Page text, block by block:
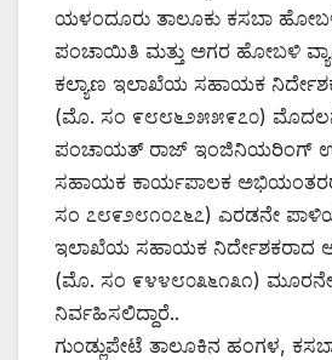
ಯಳಂದೂರು ತಾಲೂಕು ಕಸಬಾ
ಪಂಚಾಯಿತಿ ಮತ್ತು ಅಗರ ಹೋಬಳಿ
ಕಲ್ಯಾಣ ಇಲಾಖೆಯ ಸಹಾಯಕ
(ಮೊ. ಸಂ ೯೮೮೬೨೫೫೯೭೦)
ಪಂಚಾಯತ್ ರಾಜ್ ಇಂಜಿನಿಯರಿಂಗ್
ಸಹಾಯಕ ಕಾರ್ಯಪಾಲಕ
ಸಂ ೭೮೯೨೮೧೦೭೬೭) ಎರಡನೇ
ಇಲಾಖೆಯ ಸಹಾಯಕ ನಿರ್ದೇಶಕರಾದ
(ಮೊ. ಸಂ ೯೪೪೮೦೩೬೧೩೧) ಮೂರನೇ
ನಿರ್ವಹಿಸಲಿದ್ದಾರೆ..
ಗುಂಡ್ಲುಪೇಟೆ ತಾಲೂಕಿನ ಹಂಗಳ,